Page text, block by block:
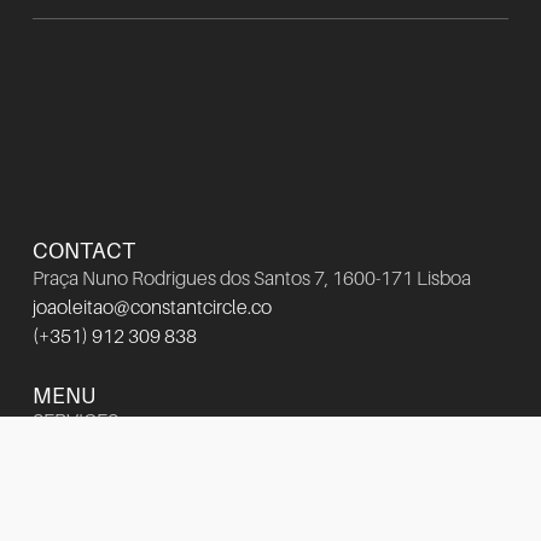
CONTACT
Praça Nuno Rodrigues dos Santos 7, 1600-171 Lisboa
joaoleitao@constantcircle.co
(+351) 912 309 838
MENU
SERVICES